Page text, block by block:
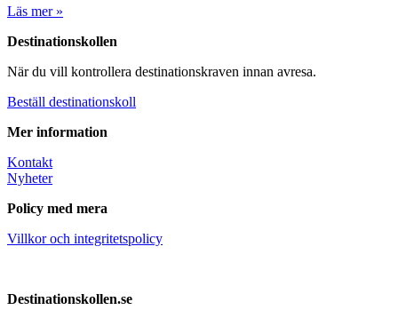
Läs mer »
Destinationskollen
När du vill kontrollera destinationskraven innan avresa.
Beställ destinationskoll
Mer information
Kontakt
Nyheter
Policy med mera
Villkor och integritetspolicy
Destinationskollen.se